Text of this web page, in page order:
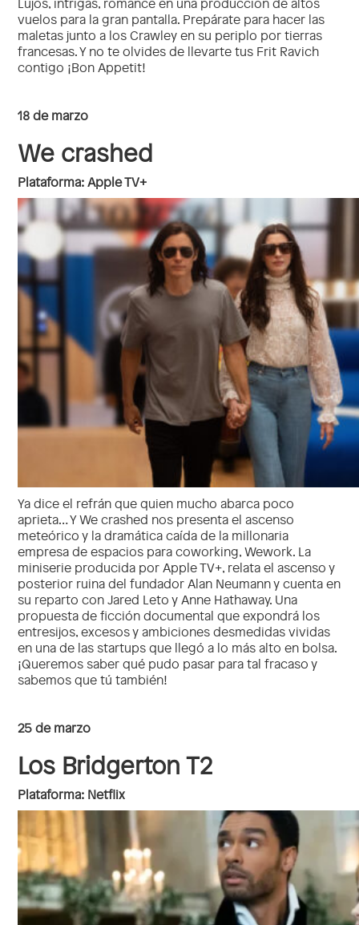
vuelos para la gran pantalla. Prepárate para hacer las
maletas junto a los Crawley en su periplo por tierras
francesas. Y no te olvides de llevarte tus Frit Ravich
contigo ¡Bon Appetit!
18 de marzo
We crashed
Plataforma: Apple TV+
Ya dice el refrán que quien mucho abarca poco
aprieta… Y We crashed nos presenta el ascenso
meteórico y la dramática caída de la millonaria
empresa de espacios para coworking, Wework. La
miniserie producida por Apple TV+, relata el ascenso y
posterior ruina del fundador Alan Neumann y cuenta en
su reparto con Jared Leto y Anne Hathaway. Una
propuesta de ficción documental que expondrá los
entresijos, excesos y ambiciones desmedidas vividas
en una de las startups que llegó a lo más alto en bolsa.
¡Queremos saber qué pudo pasar para tal fracaso y
sabemos que tú también!
25 de marzo
Los Bridgerton T2
Plataforma: Netflix